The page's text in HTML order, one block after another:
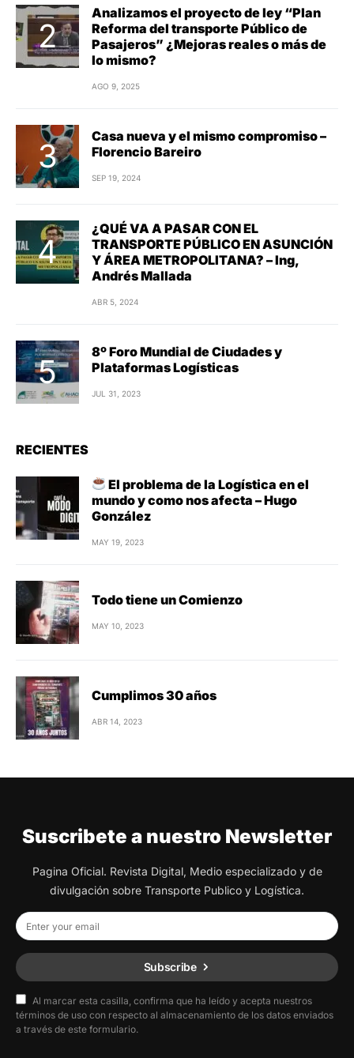
Analizamos el proyecto de ley “Plan
Reforma del transporte Público de
Pasajeros” ¿Mejoras reales o más de
lo mismo?
AGO 9, 2025
Casa nueva y el mismo compromiso –
Florencio Bareiro
SEP 19, 2024
¿QUÉ VA A PASAR CON EL
TRANSPORTE PÚBLICO EN ASUNCIÓN
Y ÁREA METROPOLITANA? – Ing,
Andrés Mallada
ABR 5, 2024
8º Foro Mundial de Ciudades y
Plataformas Logísticas
JUL 31, 2023
RECIENTES
El problema de la Logística en el
mundo y como nos afecta – Hugo
González
MAY 19, 2023
Todo tiene un Comienzo
MAY 10, 2023
Cumplimos 30 años
ABR 14, 2023
Suscribete a nuestro Newsletter
Pagina Oficial. Revista Digital, Medio especializado y de
divulgación sobre Transporte Publico y Logística.
Subscribe
Al marcar esta casilla, confirma que ha leído y acepta nuestros
términos de uso con respecto al almacenamiento de los datos enviados
a través de este formulario.